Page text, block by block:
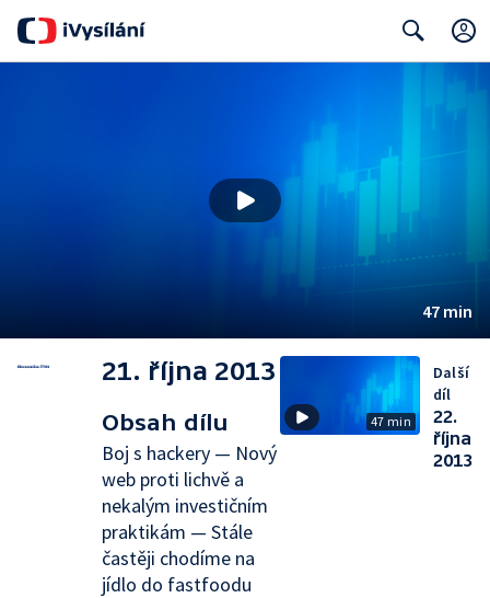
47 min
21. října 2013
Obsah dílu
Boj s hackery — Nový
web proti lichvě a
nekalým investičním
praktikám — Stále
častěji chodíme na
jídlo do fastfoodu
47 min
Další
díl
22.
října
2013